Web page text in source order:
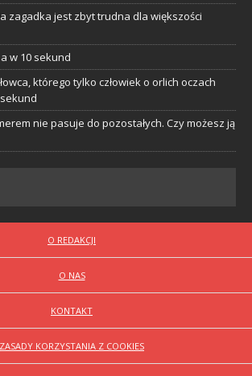
zagadka jest zbyt trudna dla większości
w 10 sekund
którego tylko człowiek o orlich oczach
nie pasuje do pozostałych. Czy możesz ją
O REDAKCJI
O NAS
KONTAKT
ZASADY KORZYSTANIA Z COOKIES